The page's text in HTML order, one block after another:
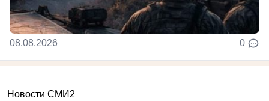
08.08.2026 0
Новости СМИ2